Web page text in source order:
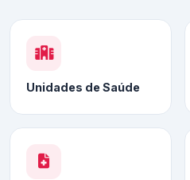
Unidades de Saúde